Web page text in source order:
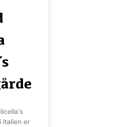
Italien er